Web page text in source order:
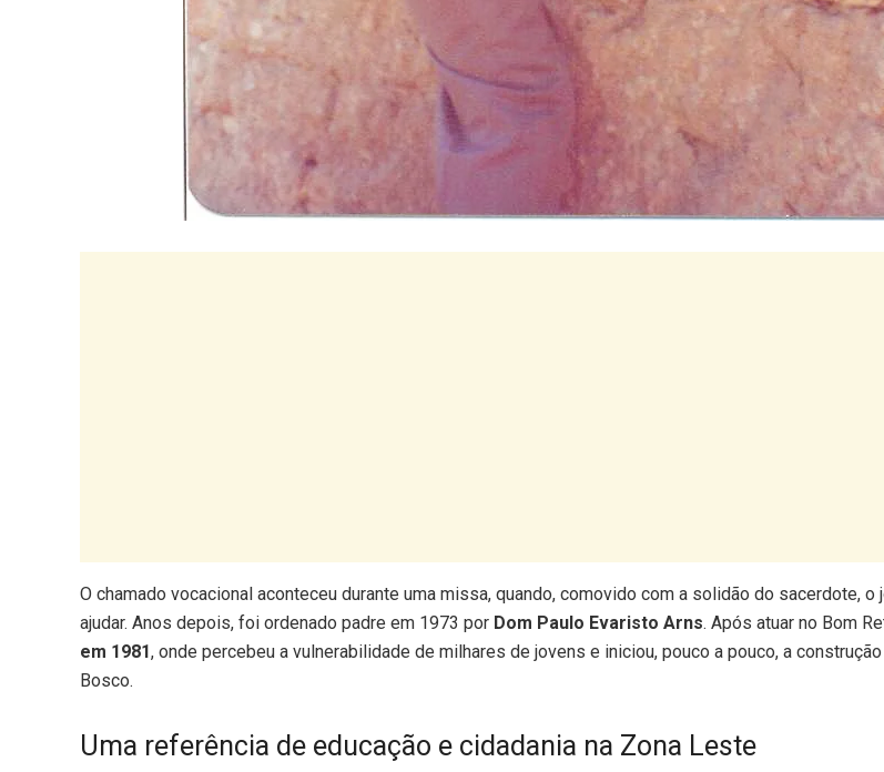
O chamado vocacional aconteceu durante uma missa, quando, comovido com a solidão do sacerdote,
ajudar. Anos depois, foi ordenado padre em 1973 por Dom Paulo Evaristo Arns. Após atuar no Bom
em 1981, onde percebeu a vulnerabilidade de milhares de jovens e iniciou, pouco a pouco, a
Bosco.
Uma referência de educação e cidadania na Zona Leste